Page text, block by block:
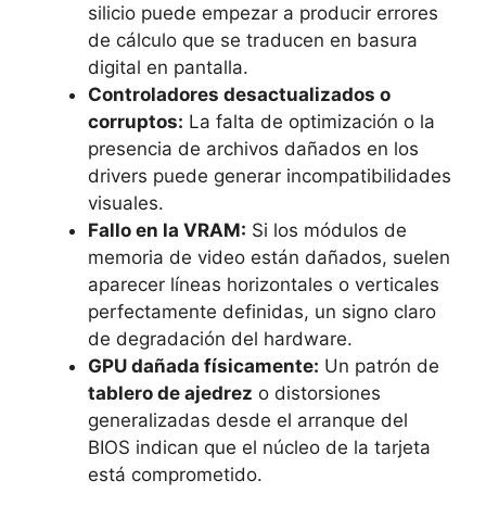
silicio puede empezar a producir errores
de cálculo que se traducen en basura
digital en pantalla.
Controladores desactualizados o
corruptos: La falta de optimización o la
presencia de archivos dañados en los
drivers puede generar incompatibilidades
visuales.
Fallo en la VRAM: Si los módulos de
memoria de video están dañados, suelen
aparecer líneas horizontales o verticales
perfectamente definidas, un signo claro
de degradación del hardware.
GPU dañada físicamente: Un patrón de
tablero de ajedrez o distorsiones
generalizadas desde el arranque del
BIOS indican que el núcleo de la tarjeta
está comprometido.